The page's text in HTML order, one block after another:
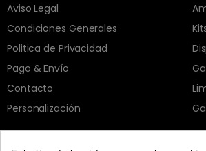
Aviso Legal
Condiciones Generales
Politica de Privacidad
Pago & Envío
Contacto
Personalización